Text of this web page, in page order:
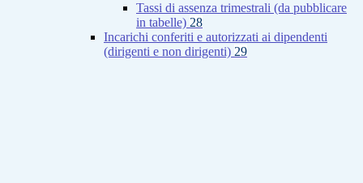
Tassi di assenza trimestrali (da pubblicare
in tabelle) 28
Incarichi conferiti e autorizzati ai dipendenti
(dirigenti e non dirigenti) 29